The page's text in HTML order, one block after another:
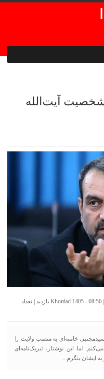
آیت‌الله
شناسه خبر : 222069 | تاریخ انتشار : 07 Khordad 1405 - 08:50 | 6100 بازدید | تعداد
خامنه‌ای به منصب ولایت را
اما این نوشتار، تبریک‌نامه‌ای
بنگرم...